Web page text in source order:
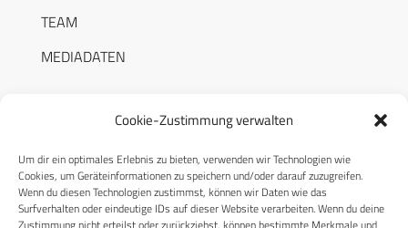
Cookie-Zustimmung verwalten
Um dir ein optimales Erlebnis zu bieten, verwenden wir Technologien wie
Cookies, um Geräteinformationen zu speichern und/oder darauf zuzugreifen.
Wenn du diesen Technologien zustimmst, können wir Daten wie das
Surfverhalten oder eindeutige IDs auf dieser Website verarbeiten. Wenn du deine
TEAM
MEDIADATEN
RECHTLICHES
Datenschutzerklärung